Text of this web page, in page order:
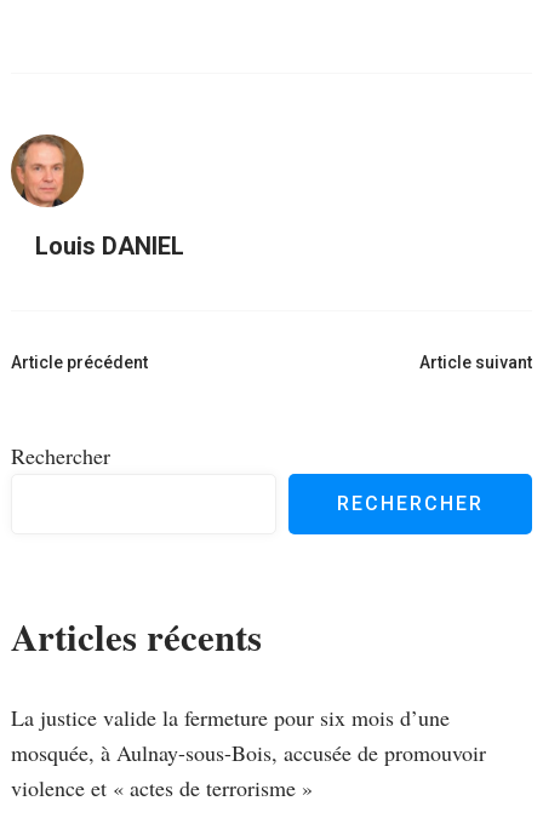
Louis DANIEL
Navigation
Article précédent Article suivant
Rechercher
RECHERCHER
Articles récents
La justice valide la fermeture pour six mois d’une
mosquée, à Aulnay-sous-Bois, accusée de promouvoir
violence et « actes de terrorisme »